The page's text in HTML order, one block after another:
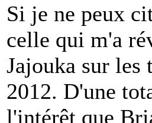
Si je ne peux
celle qui m'a
Jajouka sur les
2012. D'une
l'intérêt que